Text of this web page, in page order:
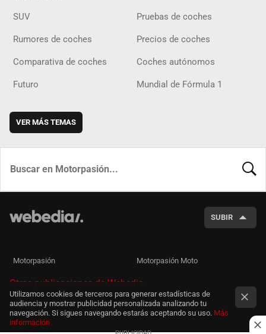
SUV Pruebas de coches
Rumores de coches Precios de coches
Comparativa de coches Coches autónomos
Futuro Mundial de Fórmula 1
VER MÁS TEMAS
SUBIR
Motorpasión Motorpasión Moto
Otras publicaciones de Webedia
Utilizamos cookies de terceros para generar estadísticas de
audiencia y mostrar publicidad personalizada analizando tu
navegación. Si sigues navegando estarás aceptando su uso. Más
información